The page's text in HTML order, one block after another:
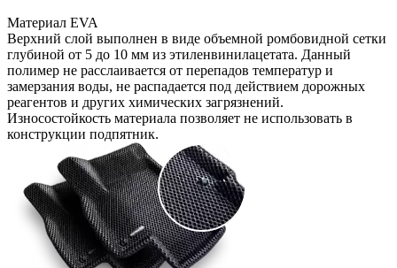
Материал EVA
Верхний слой выполнен в виде объемной ромбовидной сетки
глубиной от 5 до 10 мм из этиленвинилацетата. Данный
полимер не расслаивается от перепадов температур и
замерзания воды, не распадается под действием дорожных
реагентов и других химических загрязнений.
Износостойкость материала позволяет не использовать в
конструкции подпятник.